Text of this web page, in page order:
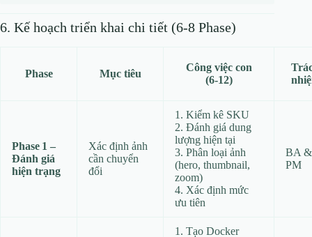
6. Kế hoạch triển khai chi tiết (6‑8 Phase)
Phase Mục tiêu
Công việc con
(6‑12)
Phase 1 –
Đánh giá
hiện trạng
Xác định ảnh
cần chuyển
đổi
1. Kiểm kê SKU
2. Đánh giá dung
lượng hiện tại
3. Phân loại ảnh
(hero, thumbnail,
zoom)
4. Xác định mức
ưu tiên
BA &
PM
1. Tạo Docker